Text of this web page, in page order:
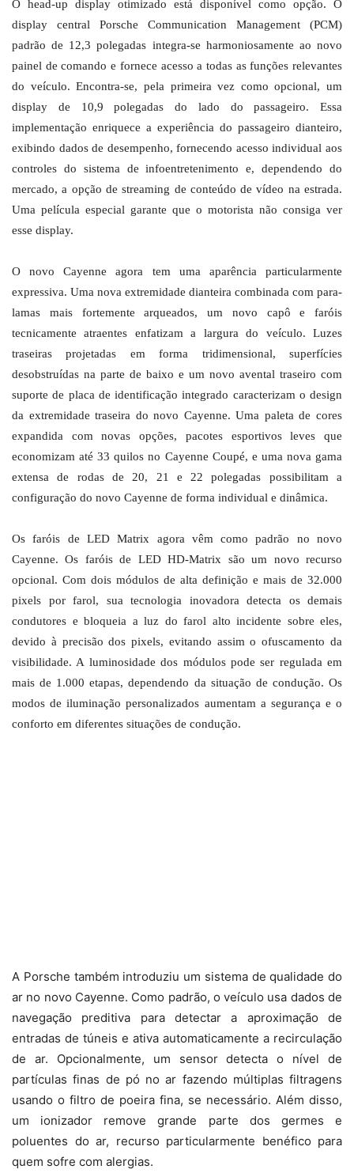
O head-up display otimizado está disponível como opção. O
display central Porsche Communication Management (PCM)
padrão de 12,3 polegadas integra-se harmoniosamente ao novo
painel de comando e fornece acesso a todas as funções relevantes
do veículo. Encontra-se, pela primeira vez como opcional, um
display de 10,9 polegadas do lado do passageiro. Essa
implementação enriquece a experiência do passageiro dianteiro,
exibindo dados de desempenho, fornecendo acesso individual aos
controles do sistema de infoentretenimento e, dependendo do
mercado, a opção de streaming de conteúdo de vídeo na estrada.
Uma película especial garante que o motorista não consiga ver
esse display.
O novo Cayenne agora tem uma aparência particularmente
expressiva. Uma nova extremidade dianteira combinada com para-
lamas mais fortemente arqueados, um novo capô e faróis
tecnicamente atraentes enfatizam a largura do veículo. Luzes
traseiras projetadas em forma tridimensional, superfícies
desobstruídas na parte de baixo e um novo avental traseiro com
suporte de placa de identificação integrado caracterizam o design
da extremidade traseira do novo Cayenne. Uma paleta de cores
expandida com novas opções, pacotes esportivos leves que
economizam até 33 quilos no Cayenne Coupé, e uma nova gama
extensa de rodas de 20, 21 e 22 polegadas possibilitam a
configuração do novo Cayenne de forma individual e dinâmica.
Os faróis de LED Matrix agora vêm como padrão no novo
Cayenne. Os faróis de LED HD-Matrix são um novo recurso
opcional. Com dois módulos de alta definição e mais de 32.000
pixels por farol, sua tecnologia inovadora detecta os demais
condutores e bloqueia a luz do farol alto incidente sobre eles,
devido à precisão dos pixels, evitando assim o ofuscamento da
visibilidade. A luminosidade dos módulos pode ser regulada em
mais de 1.000 etapas, dependendo da situação de condução. Os
modos de iluminação personalizados aumentam a segurança e o
conforto em diferentes situações de condução.
A Porsche também introduziu um sistema de qualidade do
ar no novo Cayenne. Como padrão, o veículo usa dados de
navegação preditiva para detectar a aproximação de
entradas de túneis e ativa automaticamente a recirculação
de ar. Opcionalmente, um sensor detecta o nível de
partículas finas de pó no ar fazendo múltiplas filtragens
usando o filtro de poeira fina, se necessário. Além disso,
um ionizador remove grande parte dos germes e
poluentes do ar, recurso particularmente benéfico para
quem sofre com alergias.